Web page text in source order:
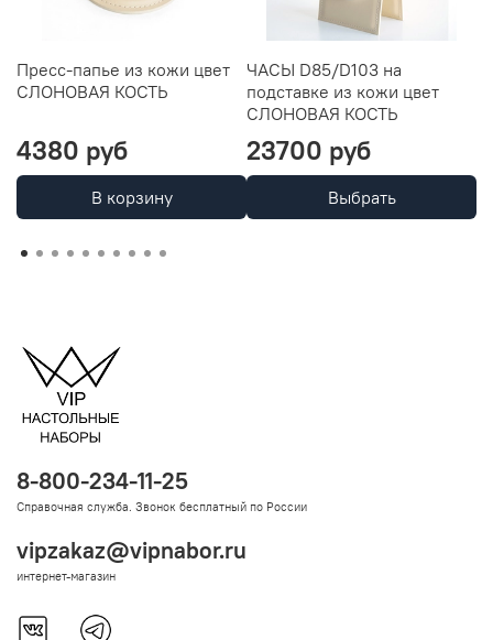
Пресс-папье из кожи цвет
СЛОНОВАЯ КОСТЬ
4380 руб
В корзину
ЧАСЫ D85/D103 на
подставке из кожи цвет
СЛОНОВАЯ КОСТЬ
23700 руб
Выбрать
8-800-234-11-25
Справочная служба. Звонок бесплатный по России
vipzakaz@vipnabor.ru
интернет-магазин